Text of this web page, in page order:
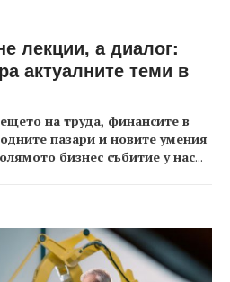
лекции, а диалог:
актуалните теми в
на труда, финансите в
пазари и новите умения
бизнес събитие у нас...